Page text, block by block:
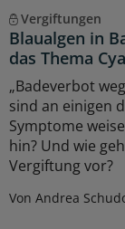
Vergiftungen
Blaualgen in
das Thema
„Badeverbot
sind an einigen
Symptome
hin? Und wie
Vergiftung vor?
Von Andrea